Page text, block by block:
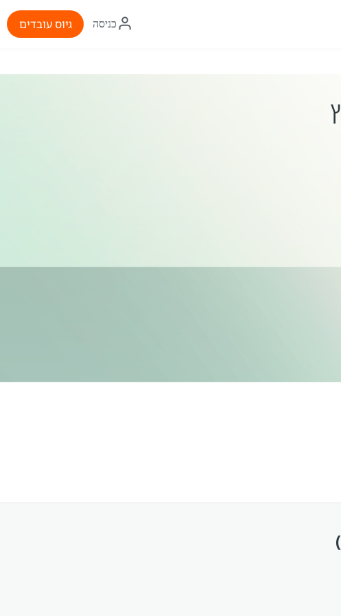
איקון
התחברות
כניסה גיוס עובדים